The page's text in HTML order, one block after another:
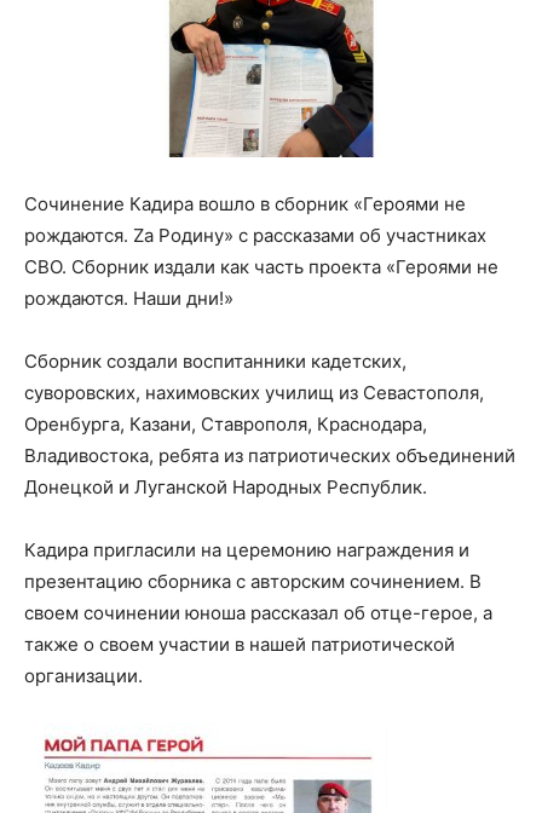
Сочинение Кадира вошло в сборник «Героями не
рождаются. Zа Родину» с рассказами об участниках
СВО. Сборник издали как часть проекта «Героями не
рождаются. Наши дни!»
Сборник создали воспитанники кадетских,
суворовских, нахимовских училищ из Севастополя,
Оренбурга, Казани, Ставрополя, Краснодара,
Владивостока, ребята из патриотических объединений
Донецкой и Луганской Народных Республик.
Кадира пригласили на церемонию награждения и
презентацию сборника с авторским сочинением. В
своем сочинении юноша рассказал об отце-герое, а
также о своем участии в нашей патриотической
организации.